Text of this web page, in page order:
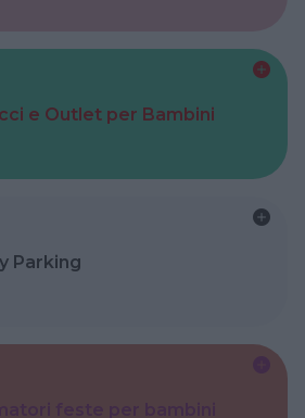
e Outlet per Bambini
Parking